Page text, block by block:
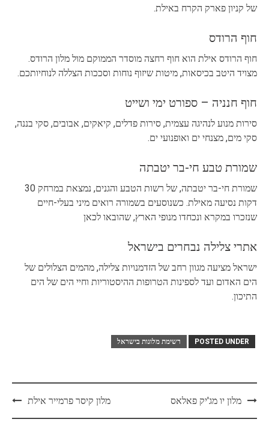
של קניון פארק הקרח באילת.
חוף הרודס
חוף הרודס אילת הוא חוף רחצה מוסדר הממוקם מול מלון הרודס.
מצויד היטב בכיסאות, מיטות שיזוף נוחות וסככות הצללה לנוחיותכם.
חוף חנניה – ספורט ימי ושייט
סירות מנוע לנהיגה עצמית, סירות פדלים, קיאקים, אבובים, סקי בננה,
סקי מים, מצנחי ים ואופנועי ים.
שמורת טבע חי-בר יטבתה
שמורת חי-בר יטבתה, של רשות הטבע והגנים, נמצאת במרחק 30
דקות נסיעה מאילת. כשנוסעים בשמורה רואים מיני בעלי-חיים
שנזכרו במקרא ונכחדו מנופי הארץ, שהובאו לכאן
אתרי צלילה נבחרים בישראל
ישראל מציעה מגוון רחב של הזדמנויות צלילה, מהמים הצלולים של
הים האדום ועד לספינות הטרופות ההיסטוריות וחיי הים של הים
התיכון.
POSTED UNDER רשימת מלונות בישראל
Postמלון יו מג'יק פאלאס מלון קיסר פרמייר אילת